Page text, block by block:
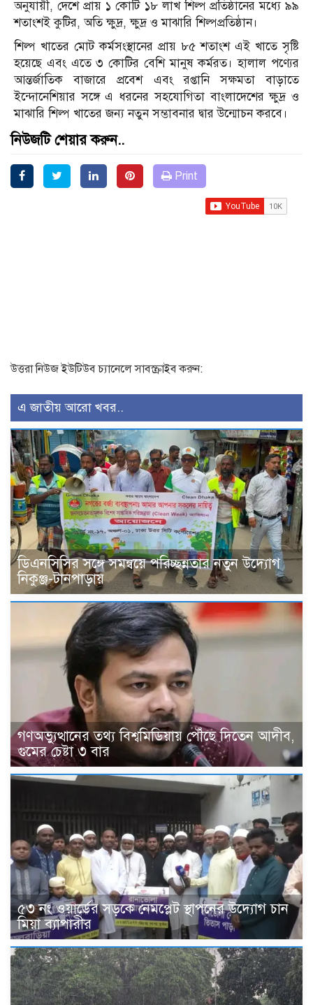
অনুযায়ী, দেশে প্রায় ১ কোটি ১৮ লাখ শিল্প প্রতিষ্ঠানের মধ্যে ৯৯
শতাংশই কুটির, অতি ক্ষুদ্র, ক্ষুদ্র ও মাঝারি শিল্পপ্রতিষ্ঠান।
শিল্প খাতের মোট কর্মসংস্থানের প্রায় ৮৫ শতাংশ এই খাতে সৃষ্টি
হয়েছে এবং এতে ৩ কোটির বেশি মানুষ কর্মরত। হালাল পণ্যের
আন্তর্জাতিক বাজারে প্রবেশ এবং রপ্তানি সক্ষমতা বাড়াতে
ইন্দোনেশিয়ার সঙ্গে এ ধরনের সহযোগিতা বাংলাদেশের ক্ষুদ্র ও
মাঝারি শিল্প খাতের জন্য নতুন সম্ভাবনার দ্বার উন্মোচন করবে।
নিউজটি শেয়ার করুন..
Print
উত্তরা নিউজ ইউটিউব চ্যানেলে সাবস্ক্রাইব করুন:
এ জাতীয় আরো খবর..
ডিএনসিসির সঙ্গে সমন্বয়ে পরিচ্ছন্নতার নতুন উদ্যোগ
নিকুঞ্জ-টানপাড়ায়
গণঅভ্যুত্থানের তথ্য বিশ্বমিডিয়ায় পৌঁছে দিতেন আদীব,
গুমের চেষ্টা ৩ বার
৫৩ নং ওয়ার্ডের সড়কে নেমপ্লেট স্থাপনের উদ্যোগ চান
মিয়া ব্যাপারীর